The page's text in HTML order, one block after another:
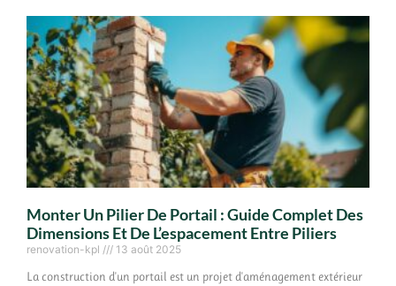
Monter Un Pilier De Portail : Guide Complet Des
Dimensions Et De L’espacement Entre Piliers
renovation-kpl 13 août 2025
La construction d'un portail est un projet d'aménagement extérieur